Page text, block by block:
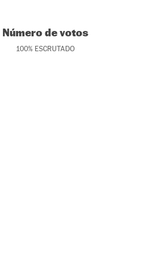
Número de votos
100% ESCRUTADO